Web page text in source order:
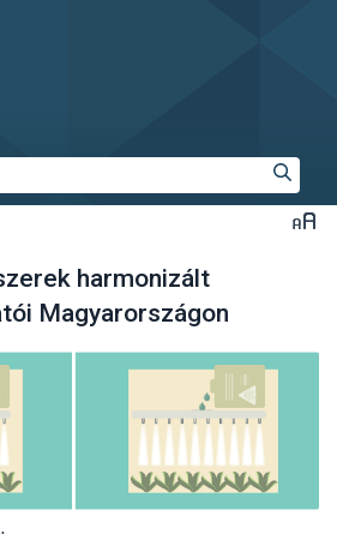
harmonizált
Magyarországon